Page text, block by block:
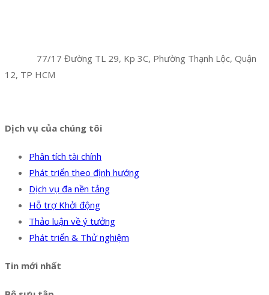
77/17 Đường TL 29, Kp 3C, Phường Thạnh Lộc, Quận
12, TP HCM
Dịch vụ của chúng tôi
Phân tích tài chính
Phát triển theo định hướng
Dịch vụ đa nền tảng
Hỗ trợ Khởi động
Thảo luận về ý tưởng
Phát triển & Thử nghiệm
Tin mới nhất